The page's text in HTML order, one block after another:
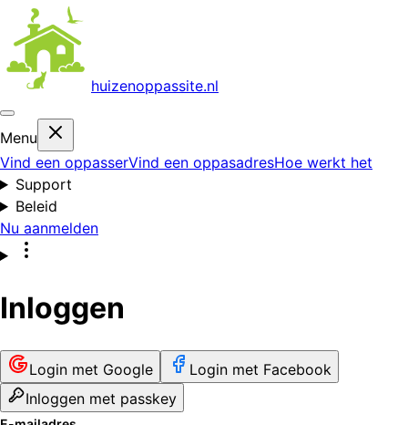
huizenoppassite.nl
Menu
Vind een oppasserVind een oppasadresHoe werkt het
Support
Beleid
Nu aanmelden
Inloggen
Login met Google
Login met Facebook
Inloggen met passkey